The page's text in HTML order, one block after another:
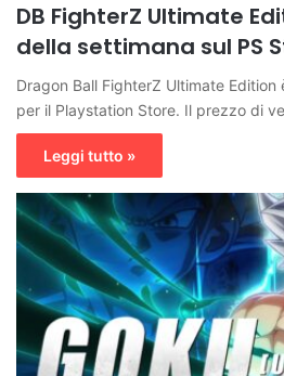
DB FighterZ Ultimate
della settimana sul PS
Dragon Ball FighterZ Ultimate Edition
per il Playstation Store. Il prezzo di
Leggi tutto »